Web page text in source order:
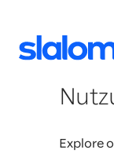
Explore